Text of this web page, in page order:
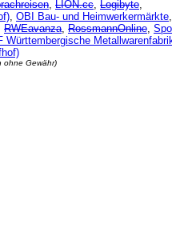
, LION.cc, Logibyte,
, OBI Bau- und Heimwerkermärkte,
RWEavanza, RossmannOnline,
Württembergische
ohne Gewähr)